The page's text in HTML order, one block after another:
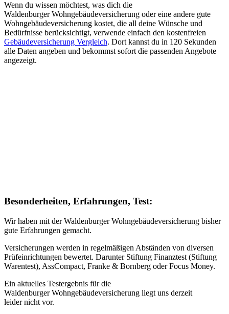
Wenn du wissen möchtest, was dich die
Waldenburger Wohngebäudeversicherung oder eine andere gute
Wohngebäudeversicherung kostet, die all deine Wünsche und
Bedürfnisse berücksichtigt, verwende einfach den kostenfreien
Gebäudeversicherung Vergleich. Dort kannst du in 120 Sekunden
alle Daten angeben und bekommst sofort die passenden Angebote
angezeigt.
Besonderheiten, Erfahrungen, Test:
Wir haben mit der Waldenburger Wohngebäudeversicherung bisher
gute Erfahrungen gemacht.
Versicherungen werden in regelmäßigen Abständen von diversen
Prüfeinrichtungen bewertet. Darunter Stiftung Finanztest (Stiftung
Warentest), AssCompact, Franke & Bornberg oder Focus Money.
Ein aktuelles Testergebnis für die
Waldenburger Wohngebäudeversicherung liegt uns derzeit
leider nicht vor.